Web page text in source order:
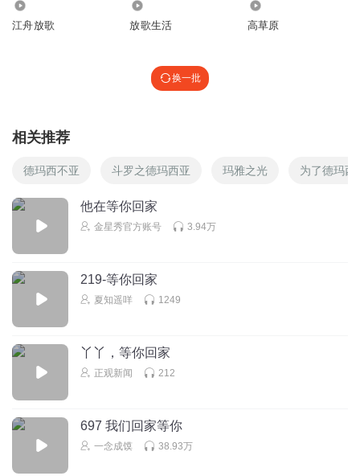
江舟放歌 放歌生活 高草原
换一批
相关推荐
德玛西不亚 斗罗之德玛西亚 玛雅之光 为了德玛西
他在等你回家
金星秀官方账号 3.94万
219-等你回家
夏知遥咩 1249
丫丫，等你回家
正观新闻 212
697 我们回家等你
一念成馍 38.93万